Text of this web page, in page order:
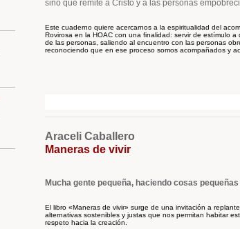
sino que remite a Cristo y a las personas
Este cuaderno quiere acercarnos a la espiritualidad del
Rovirosa en la HOAC con una finalidad: servir de estímulo
de las personas, saliendo al encuentro con las personas
reconociendo que en ese proceso somos acompañados y
Araceli Caballero
Maneras de vivir
Mucha gente pequeña, haciendo cosas
El libro «Maneras de vivir» surge de una invitación a
alternativas sostenibles y justas que nos permitan habitar
respeto hacia la creación.